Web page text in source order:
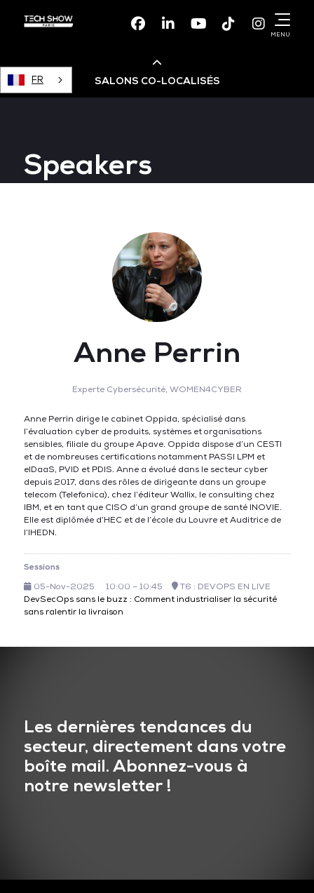
FacebookLinkedinYoutubeTikTok
MENU
FR SALONS CO-LOCALISÉS
Devops Live
Data & AI Leaders Summit
Speakers
Anne Perrin
Experte Cybersécurité, WOMEN4CYBER
Anne Perrin dirige le cabinet Oppida, spécialisé dans
l’évaluation cyber de produits, systèmes et organisations
sensibles, filiale du groupe Apave. Oppida dispose d’un CESTI
et de nombreuses certifications notamment PASSI LPM et
eIDaaS, PVID et PDIS. Anne a évolué dans le secteur cyber
depuis 2017, dans des rôles de dirigeante dans un groupe
telecom (Telefonica), chez l’éditeur Wallix, le consulting chez
IBM, et en tant que CISO d’un grand groupe de santé INOVIE.
Elle est diplômée d’HEC et de l’école du Louvre et Auditrice de
l’IHEDN.
Sessions
05-Nov-2025
10:00 – 10:45
T6 : DEVOPS EN LIVE
DevSecOps sans le buzz : Comment industrialiser la sécurité
sans ralentir la livraison
Les dernières tendances du
secteur, directement dans votre
boîte mail. Abonnez-vous à
notre newsletter !